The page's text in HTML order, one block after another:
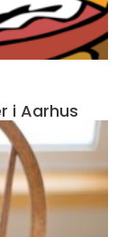
i Aarhus